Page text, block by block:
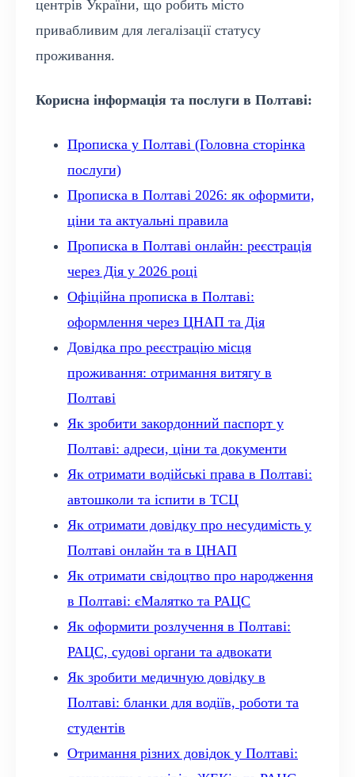
центрів України, що робить місто
привабливим для легалізації статусу
проживання.
Корисна інформація та послуги в Полтаві:
Прописка у Полтаві (Головна сторінка
послуги)
Прописка в Полтаві 2026: як оформити,
ціни та актуальні правила
Прописка в Полтаві онлайн: реєстрація
через Дія у 2026 році
Офіційна прописка в Полтаві:
оформлення через ЦНАП та Дія
Довідка про реєстрацію місця
проживання: отримання витягу в
Полтаві
Як зробити закордонний паспорт у
Полтаві: адреси, ціни та документи
Як отримати водійські права в Полтаві:
автошколи та іспити в ТСЦ
Як отримати довідку про несудимість у
Полтаві онлайн та в ЦНАП
Як отримати свідоцтво про народження
в Полтаві: єМалятко та РАЦС
Як оформити розлучення в Полтаві:
РАЦС, судові органи та адвокати
Як зробити медичную довідку в
Полтаві: бланки для водіїв, роботи та
студентів
Отримання різних довідок у Полтаві: